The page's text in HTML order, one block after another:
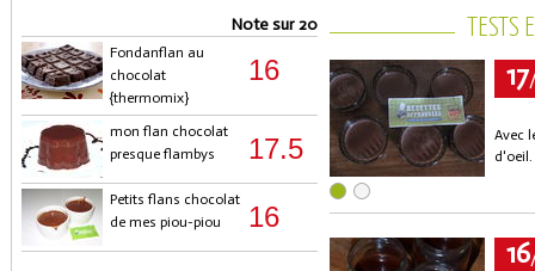
Note sur 20
Fondanflan au
chocolat
{thermomix}
16
mon flan chocolat
presque flambys
17.5
Petits flans chocolat
de mes piou-piou
16
17
Avec
16